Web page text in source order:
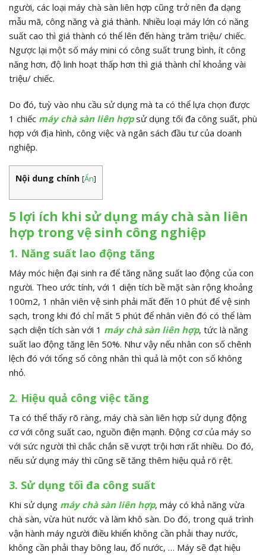
người, các loại máy chà sàn liên hợp cũng trở nên đa dạng
mẫu mã, công năng và giá thành. Nhiều loại máy lớn có năng
suất cao thì giá thành có thể lên đến hàng trăm triệu/ chiếc.
Ngược lại một số máy mini có công suất trung bình, ít công
năng hơn, độ linh hoạt thấp hơn thì giá thành chỉ khoảng vài
triệu/ chiếc.
Do đó, tuỳ vào nhu cầu sử dụng mà ta có thể lựa chọn được
1 chiếc máy chà sàn liên hợpsử dụng tối đa công suất, phù
hợp với địa hình, công việc và ngân sách đầu tư của doanh
nghiệp.
Nội dung chính [Ẩn]
5 lợi ích khi sử dụng máy chà sàn liên
hợp trong vệ sinh công nghiệp
1. Năng suất lao động tăng
Máy móc hiện đại sinh ra để tăng năng suất lao động của con
người. Theo ước tính, với 1 diện tích bề mặt sàn rộng khoảng
100m2, 1 nhân viên vệ sinh phải mất đến 10 phút để vệ sinh
sạch, trong khi đó chỉ mất 5 phút để nhân viên đó có thể làm
sạch diện tích sàn với 1 máy chà sàn liên hợp, tức là năng
suất lao động tăng lên 50%. Như vậy nếu nhân con số chênh
lệch đó với tổng số công nhân thì quả là một con số không
nhỏ.
2. Hiệu quả công việc tăng
Ta có thể thấy rõ ràng, máy chà sàn liên hợp sử dụng động
cơ với công suất cao, nguồn điện mạnh. Động cơ của máy so
với sức người thì chắc chắn sẽ vượt trội hơn rất nhiều. Do đó,
nếu sử dụng máy thì cũng sẽ tăng thêm hiệu quả rõ rệt.
3. Sử dụng tối đa công suất
Khi sử dụng máy chà sàn liên hợp, máy có khả năng vừa
chà sàn, vừa hút nước và làm khô sàn. Do đó, trong quá trình
vận hành máy người điều khiển không cần phải thay nước,
không cần phải thay bông lau, đổ nước, … Máy sẽ đạt hiệu